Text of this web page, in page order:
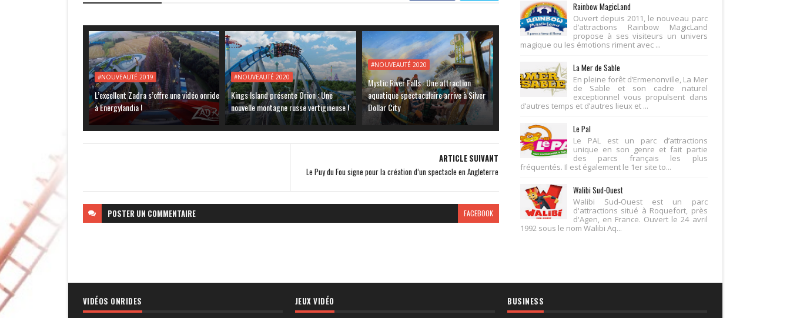
#NOUVEAUTÉ 2019
L’excellent Zadra s’offre une vidéo onride
à Energylandia !
#NOUVEAUTÉ 2020
Kings Island présente Orion : Une
nouvelle montagne russe vertigineuse !
#NOUVEAUTÉ 2020
Mystic River Falls : Une attraction
aquatique spectaculaire arrive à Silver
Dollar City
ARTICLE SUIVANT
Le Puy du Fou signe pour la création d’un spectacle en Angleterre
POSTER UN COMMENTAIRE FACEBOOK
Rainbow MagicLand
Ouvert depuis 2011, le nouveau parc
d’attractions Rainbow MagicLand
propose à ses visiteurs un univers
magique ou les émotions riment avec ...
La Mer de Sable
En pleine forêt d’Ermenonville, La Mer
de Sable et son cadre naturel
exceptionnel vous propulsent dans
d’autres temps et d’autres lieux et ...
Le Pal
Le PAL est un parc d’attractions
unique en son genre et fait partie
des parcs français les plus
fréquentés. Il est également le 1er site to...
Walibi Sud-Ouest
Walibi Sud-Ouest est un parc
d'attractions situé à Roquefort, près
d'Agen, en France. Ouvert le 24 avril
1992 sous le nom Walibi Aq...
VIDÉOS ONRIDES JEUX VIDÉO BUSINESS